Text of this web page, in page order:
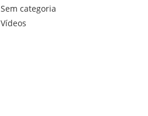
Sem categoria
Vídeos